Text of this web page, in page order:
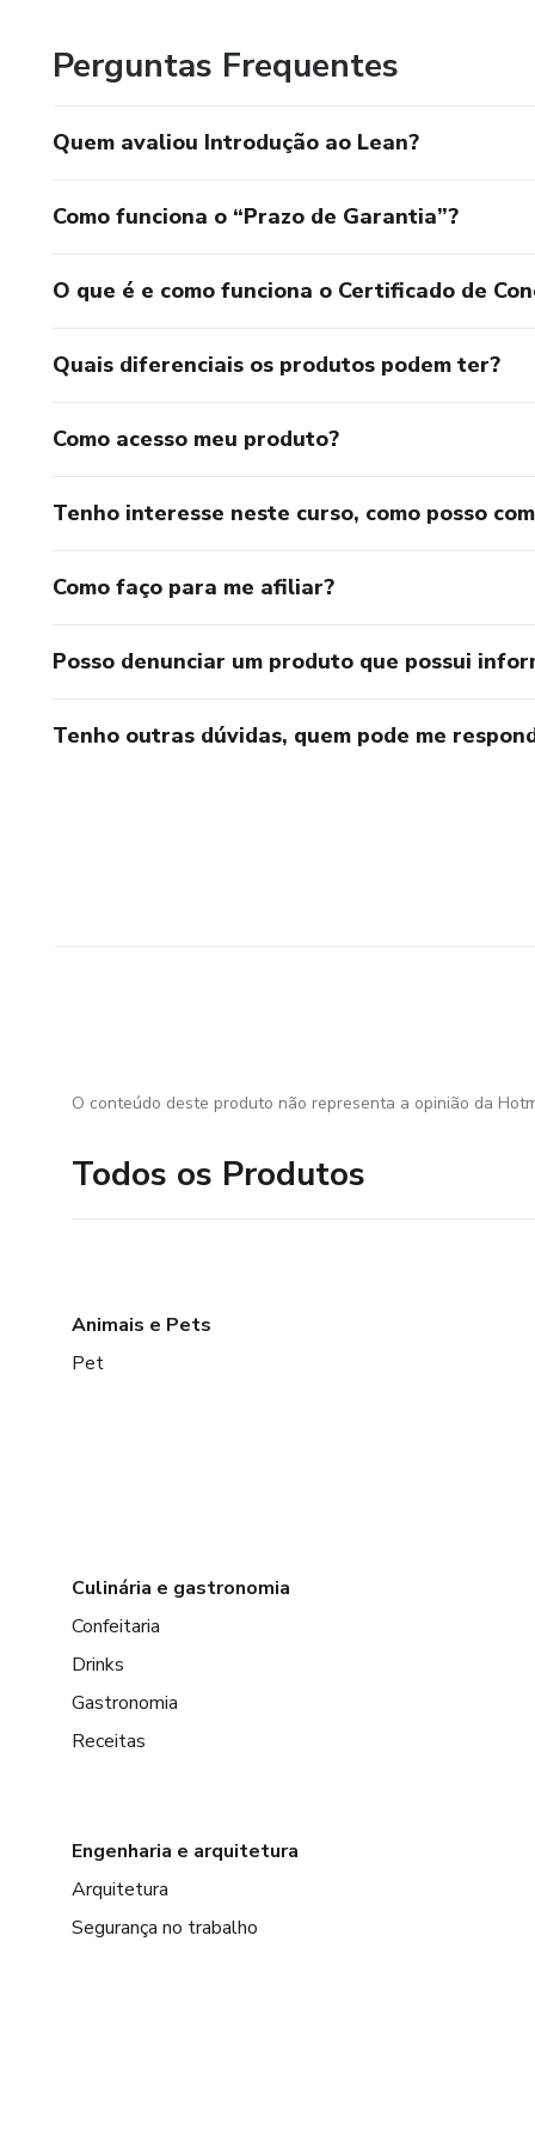
Perguntas Frequentes
Quem avaliou Introdução ao Lean?
Como funciona o “Prazo de Garantia”?
O que é e como funciona o Certificado de
Quais diferenciais os produtos podem ter?
Como acesso meu produto?
Tenho interesse neste curso, como posso
Como faço para me afiliar?
Posso denunciar um produto que possui
Tenho outras dúvidas, quem pode me
O conteúdo deste produto não representa a opinião da
Todos os Produtos
Animais e Pets
Pet
Culinária e gastronomia
Confeitaria
Drinks
Gastronomia
Receitas
Engenharia e arquitetura
Arquitetura
Segurança no trabalho